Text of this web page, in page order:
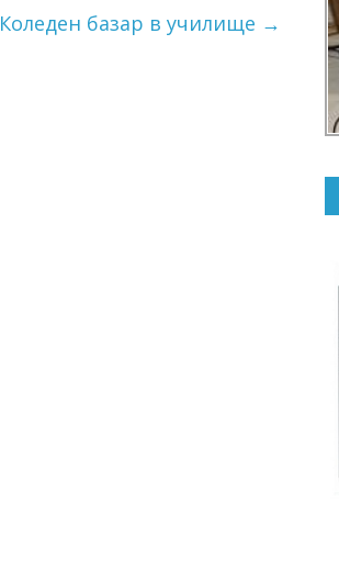
Коледен базар в училище →